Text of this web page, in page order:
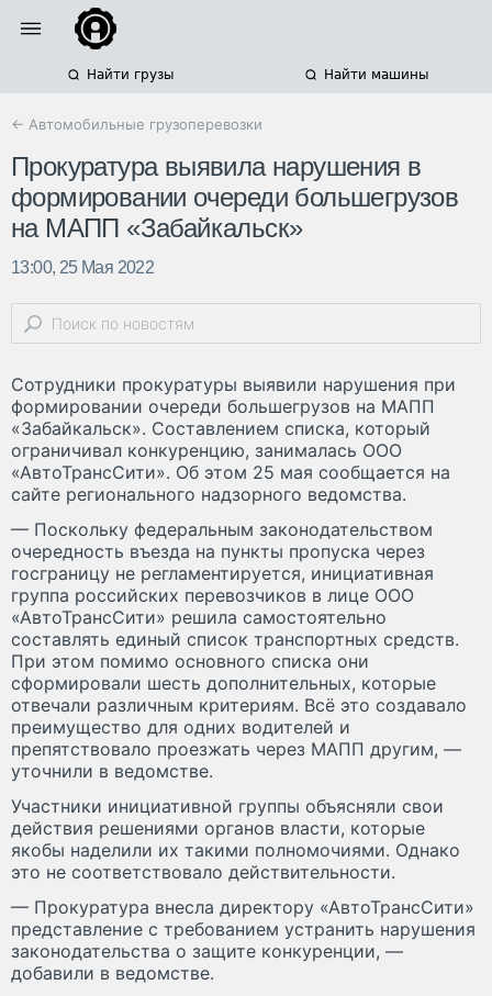
Найти грузы Найти машины
← Автомобильные грузоперевозки
Прокуратура выявила нарушения в
формировании очереди большегрузов
на МАПП «Забайкальск»
13:00, 25 Мая 2022
Сотрудники прокуратуры выявили нарушения при
формировании очереди большегрузов на МАПП
«Забайкальск». Составлением списка, который
ограничивал конкуренцию, занималась ООО
«АвтоТрансСити». Об этом 25 мая сообщается на
сайте регионального надзорного ведомства.
— Поскольку федеральным законодательством
очередность въезда на пункты пропуска через
госграницу не регламентируется, инициативная
группа российских перевозчиков в лице ООО
«АвтоТрансСити» решила самостоятельно
составлять единый список транспортных средств.
При этом помимо основного списка они
сформировали шесть дополнительных, которые
отвечали различным критериям. Всё это создавало
преимущество для одних водителей и
препятствовало проезжать через МАПП другим, —
уточнили в ведомстве.
Участники инициативной группы объясняли свои
действия решениями органов власти, которые
якобы наделили их такими полномочиями. Однако
это не соответствовало действительности.
— Прокуратура внесла директору «АвтоТрансСити»
представление с требованием устранить нарушения
законодательства о защите конкуренции, —
добавили в ведомстве.